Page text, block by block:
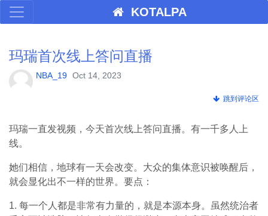
KOTALPA
玛瑞首次线上答问直播
NBA_19 Oct 14, 2023
跳到评论区
玛瑞一直发视频，今天首次线上答问直播。有一千多人上
线。
她们相信，地球有一天会改变。大众的集体意识被唤醒后，
就会显化出不一样的世界。要点：
1. 每一个人都是非常有力量的，就是本源本身。虽然统治者